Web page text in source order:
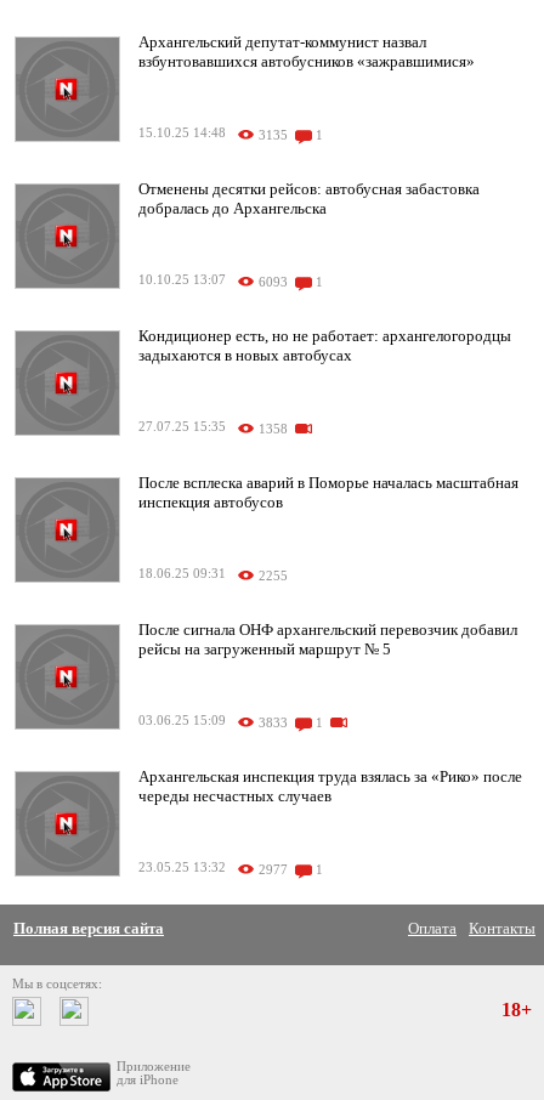
Архангельский депутат-коммунист назвал
взбунтовавшихся автобусников «зажравшимися»
15.10.25 14:48 3135 1
Отменены десятки рейсов: автобусная забастовка
добралась до Архангельска
10.10.25 13:07 6093 1
Кондиционер есть, но не работает: архангелогородцы
задыхаются в новых автобусах
27.07.25 15:35 1358
После всплеска аварий в Поморье началась масштабная
инспекция автобусов
18.06.25 09:31 2255
После сигнала ОНФ архангельский перевозчик добавил
рейсы на загруженный маршрут № 5
03.06.25 15:09 3833 1
Архангельская инспекция труда взялась за «Рико» после
череды несчастных случаев
23.05.25 13:32 2977 1
Полная версия сайта Оплата Контакты
Мы в соцсетях:
Приложение
для iPhone
18+